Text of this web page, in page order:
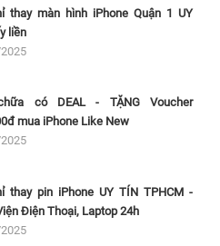
thay màn hình iPhone Quận 1 UY
liền
có DEAL - TẶNG Voucher
mua iPhone Like New
thay pin iPhone UY TÍN TPHCM -
Điện Thoại, Laptop 24h